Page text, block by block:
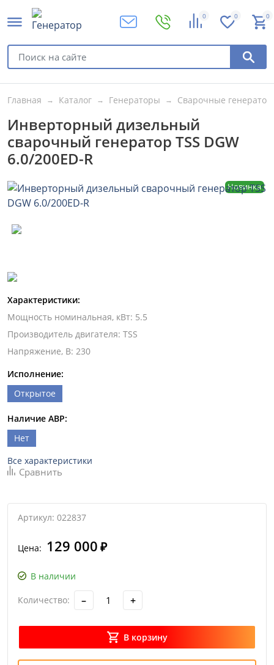
0 0 0
Главная Каталог Генераторы Сварочные
Инверторный дизельный
сварочный генератор TSS DGW
6.0/200ED-R
Новинка
Характеристики:
Мощность номинальная, кВт: 5.5
Производитель двигателя: TSS
Напряжение, В: 230
Исполнение:
Открытое
Наличие АВР:
Нет
Все характеристики
Сравнить
Артикул: 022837
Цена: 129 000 ₽
В наличии
Количество: – +
В корзину